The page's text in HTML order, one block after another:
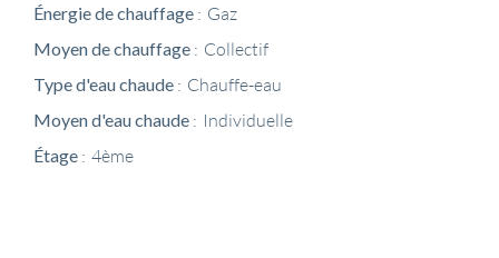
Énergie de chauffage Gaz
Moyen de chauffage Collectif
Type d'eau chaude Chauffe-eau
Moyen d'eau chaude Individuelle
Étage 4ème